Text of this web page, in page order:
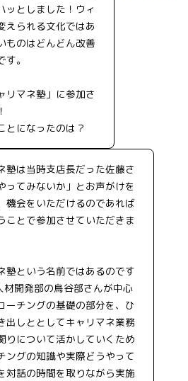
ッとしました！ウィ
えられる文化ではあ
ものはどんどん改善
。
リマネ塾」に参加さ
とになったのは？
塾は当時支店長だった佐藤さ
ってみないか」とお声がけを
機会をいただけるのであれば
ことで参加させていただきま
塾という名前ではあるのです
材開発部の鳥谷部さんが中心
ーチングの基礎の部分を、ひ
出しととしてキャリマネ業務
りについて活かしていくため
ングの知識や実際どうやって
対話の時間を取りながら実施